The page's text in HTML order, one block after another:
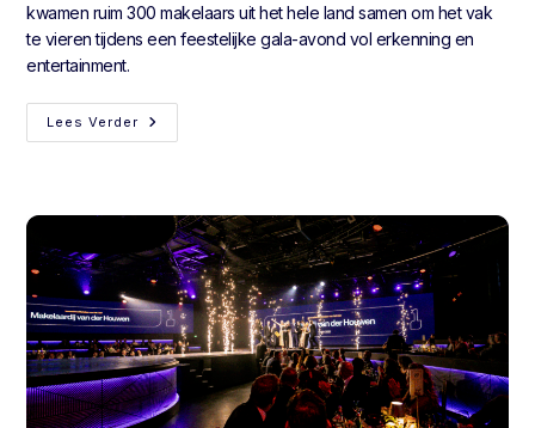
kwamen ruim 300 makelaars uit het hele land samen om het vak
te vieren tijdens een feestelijke gala-avond vol erkenning en
entertainment.
Lees Verder